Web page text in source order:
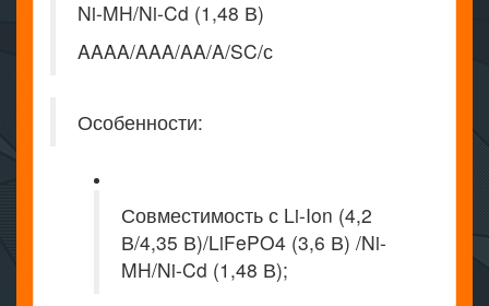
Ni-MH/Ni-Cd (1,48 В)
AAAA/AAA/AA/A/SC/с
Особенности:
Совместимость с Li-Ion (4,2
В/4,35 В)/LiFePO4 (3,6 В) /Ni-
MH/Ni-Cd (1,48 В);